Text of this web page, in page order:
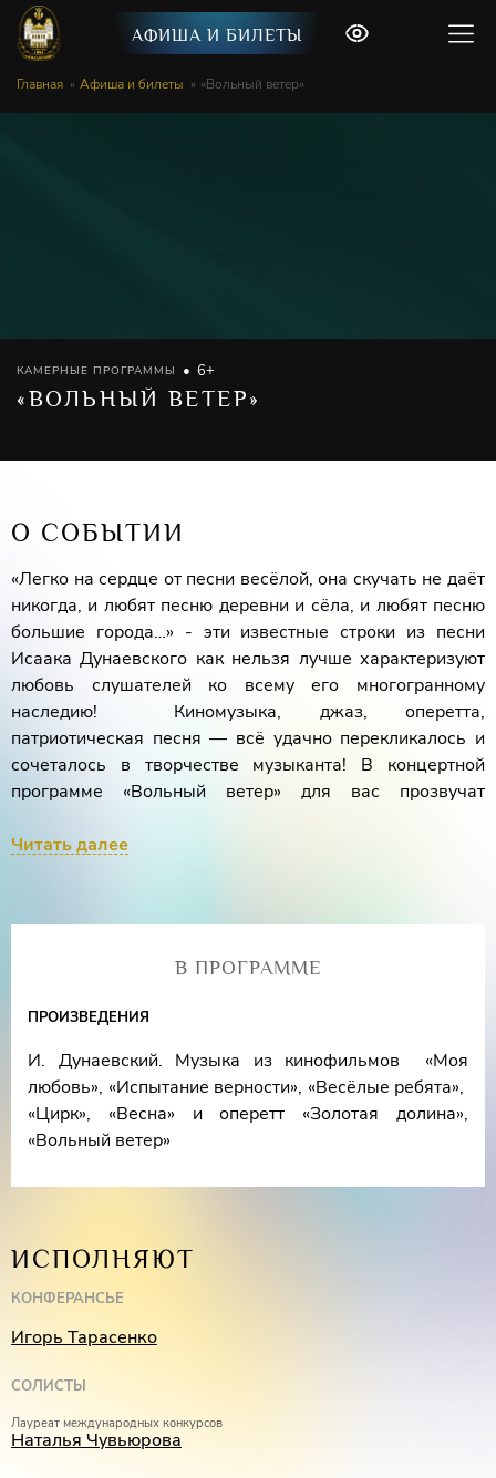
АФИША И БИЛЕТЫ
Главная Афиша и билеты «Вольный ветер»
КАМЕРНЫЕ ПРОГРАММЫ 6+
«ВОЛЬНЫЙ ВЕТЕР»
О СОБЫТИИ
«Легко на сердце от песни весёлой, она скучать не даёт
никогда, и любят песню деревни и сёла, и любят песню
большие города…» - эти известные строки из песни
Исаака Дунаевского как нельзя лучше характеризуют
любовь слушателей ко всему его многогранному
наследию! Киномузыка, джаз, оперетта,
патриотическая песня — всё удачно перекликалось и
сочеталось в творчестве музыканта! В концертной
программе «Вольный ветер» для вас прозвучат
любовь», «Испытание верности», «Весёлые ребята»,
(сопрано)
(фортепиано)
Конферансье – Игорь Тарасенко
Читать далее
В ПРОГРАММЕ
ПРОИЗВЕДЕНИЯ
И. Дунаевский. Музыка из кинофильмов «Моя
любовь», «Испытание верности», «Весёлые ребята»,
«Цирк», «Весна» и оперетт «Золотая долина»,
«Вольный ветер»
ИСПОЛНЯЮТ
КОНФЕРАНСЬЕ
Игорь Тарасенко
СОЛИСТЫ
Лауреат международных конкурсов
Наталья Чувьюрова